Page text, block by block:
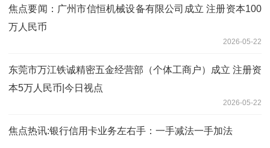
焦点要闻：广州市信恒机械设备有限公司成立 注册资本100
万人民币
2026-05-22
东莞市万江铁诚精密五金经营部（个体工商户）成立 注册资
本5万人民币|今日视点
2026-05-22
焦点热讯:银行信用卡业务左右手：一手减法一手加法